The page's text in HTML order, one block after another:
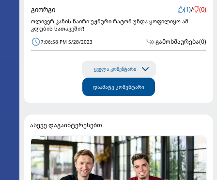
გიორგი (1)/ (0)
ოლივერ კანის ნაირი უჟმური რატომ უნდა ყოფილიყო ამ
კლუბის სათავეში?!
7:06:58 PM 5/28/2023 გამოხმაურება(0)
ყველა კომენტარი
დაამატე კომენტარი
ასევე დაგაინტერესებთ